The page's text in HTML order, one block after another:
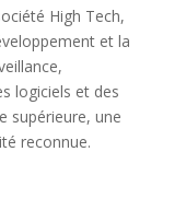
High Tech,
et la
logiciels et des
supérieure, une
reconnue.